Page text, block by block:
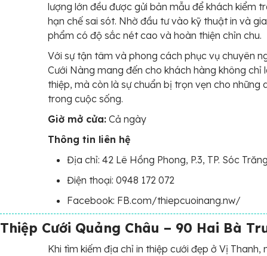
lượng lớn đều được gửi bản mẫu để khách kiểm
hạn chế sai sót. Nhờ đầu tư vào kỹ thuật in và
phẩm có độ sắc nét cao và hoàn thiện chỉn chu.
Với sự tận tâm và phong cách phục vụ chuyên
Cưới Nàng mang đến cho khách hàng không chỉ
thiệp, mà còn là sự chuẩn bị trọn vẹn cho những
trong cuộc sống.
Giờ mở cửa: Cả ngày
Thông tin liên hệ
Địa chỉ: 42 Lê Hồng Phong, P.3, TP. Sóc
Điện thoại: 0948 172 072
Facebook: FB.com/thiepcuoinang.nw/
Thiệp Cưới Quảng Châu – 90 Hai Bà
Khi tìm kiếm địa chỉ in thiệp cưới đẹp ở Vị Thanh,